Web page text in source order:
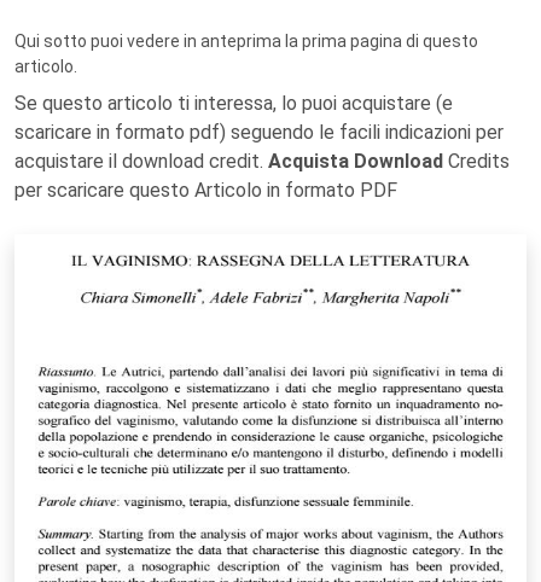
Qui sotto puoi vedere in anteprima la prima pagina di questo
articolo.
Se questo articolo ti interessa, lo puoi acquistare (e
scaricare in formato pdf) seguendo le facili indicazioni per
acquistare il download credit. Acquista Download Credits
per scaricare questo Articolo in formato PDF